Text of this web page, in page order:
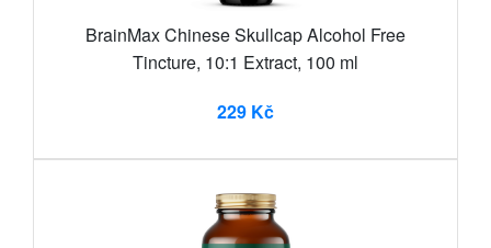
BrainMax Chinese Skullcap Alcohol Free
Tincture, 10:1 Extract, 100 ml
229 Kč